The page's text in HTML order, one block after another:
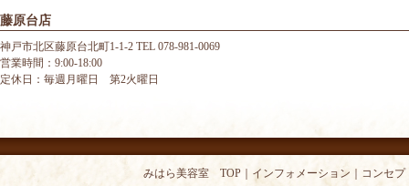
藤原台店
神戸市北区藤原台北町1-1-2 TEL 078-981-0069
営業時間：9:00-18:00
定休日：毎週月曜日 第2火曜日
みはら美容室 TOP インフォメーション コンセプ